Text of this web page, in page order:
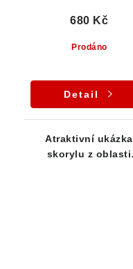
Prodáno
680 Kč
Detail
Atraktivní ukázka
skorylu z oblasti